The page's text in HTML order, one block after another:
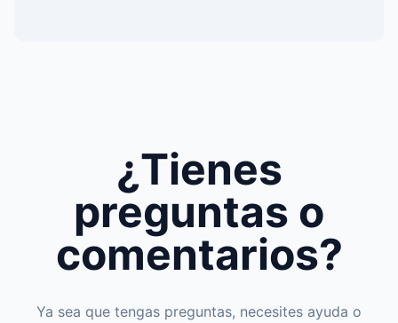
¿Tienes
preguntas o
comentarios?
Ya sea que tengas preguntas, necesites ayuda o